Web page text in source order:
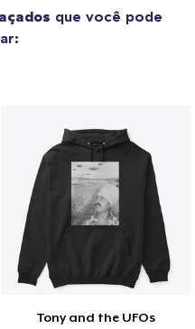
que você pode
Tony and the UFOs